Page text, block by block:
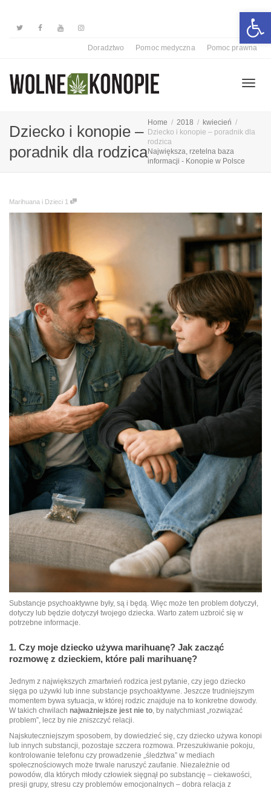
Doradztwo Pomoc medyczna Pomoc prawna
Dziecko i konopie –
poradnik dla rodzica
Home 2018
kwiecień
Dziecko i konopie – poradnik dla
rodzica
Największa, rzetelna baza
informacji - Konopie w Polsce
Marihuana i Dzieci 1
Substancje psychoaktywne były, są i będą. Więc może ten problem dotyczył,
dotyczy lub będzie dotyczył twojego dziecka. Warto zatem uzbroić się w
potrzebne informacje.
1. Czy moje dziecko używa marihuanę? Jak zacząć
rozmowę z dzieckiem, które pali marihuanę?
Jednym z największych zmartwień rodzica jest pytanie, czy jego dziecko
sięga po używki lub inne substancje psychoaktywne. Jeszcze trudniejszym
momentem bywa sytuacja, w której rodzic znajduje na to konkretne dowody.
W takich chwilach najważniejsze jest nie to , by natychmiast „rozwiązać
problem”, lecz by nie zniszczyć relacji.
Najskuteczniejszym sposobem, by dowiedzieć się, czy dziecko używa konopi
lub innych substancji, pozostaje szczera rozmowa. Przeszukiwanie pokoju,
kontrolowanie telefonu czy prowadzenie „śledztwa” w mediach
społecznościowych może trwale naruszyć zaufanie. Niezależnie od
powodów, dla których młody człowiek sięgnął po substancję – ciekawości,
presji grupy, stresu czy problemów emocjonalnych – dobra relacja z